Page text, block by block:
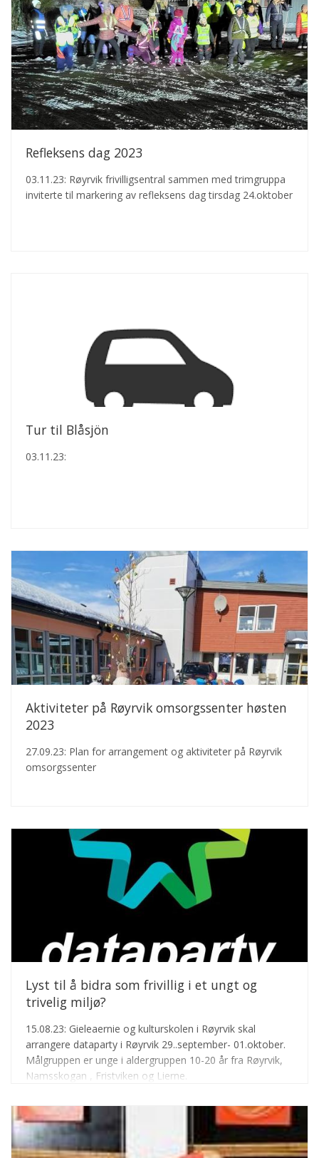
Refleksens dag 2023
03.11.23: Røyrvik frivilligsentral sammen med trimgruppa
inviterte til markering av refleksens dag tirsdag 24.oktober
Tur til Blåsjön
03.11.23:
Aktiviteter på Røyrvik omsorgssenter høsten
2023
27.09.23: Plan for arrangement og aktiviteter på Røyrvik
omsorgssenter
Lyst til å bidra som frivillig i et ungt og
trivelig miljø?
15.08.23: Gieleaernie og kulturskolen i Røyrvik skal
arrangere dataparty i Røyrvik 29..september- 01.oktober.
Målgruppen er unge i aldergruppen 10-20 år fra Røyrvik,
Namsskogan , Fristviken og Lierne.